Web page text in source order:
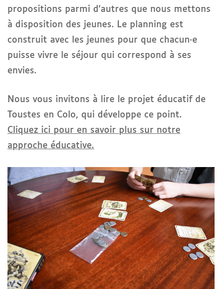
propositions parmi d’autres que nous mettons
à disposition des jeunes. Le planning est
construit avec les jeunes pour que chacun·e
puisse vivre le séjour qui correspond à ses
envies.
Nous vous invitons à lire le projet éducatif de
Toustes en Colo, qui développe ce point.
Cliquez ici pour en savoir plus sur notre
approche éducative.